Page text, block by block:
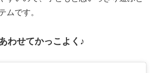
ムです。
わせてかっこよく♪